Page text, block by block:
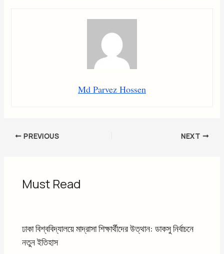
Md Parvez Hossen
PREVIOUS NEXT
Must Read
ঢাকা বিশ্ববিদ্যালয়ে মাদ্রাসা শিক্ষার্থীদের উত্থান: ডাকসু নির্বাচনে
নতুন ইতিহাস